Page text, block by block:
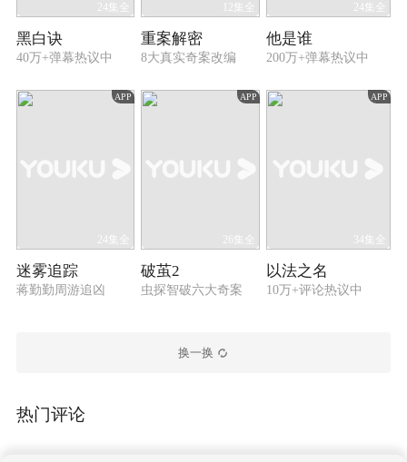
24集全
黑白诀
40万+弹幕热议中
12集全
重案解密
8大真实奇案改编
24集全
他是谁
200万+弹幕热议中
APP
24集全
迷雾追踪
蒋勤勤周游追凶
APP
26集全
破茧2
虫探智破六大奇案
APP
34集全
以法之名
10万+评论热议中
换一换
热门评论